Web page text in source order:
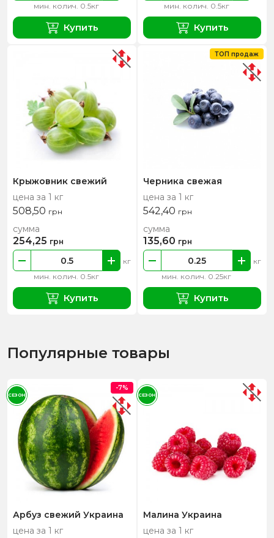
мин. колич. 0.5кг
Купить
мин. колич. 0.5кг
Купить
Крыжовник свежий
цена за 1 кг
508,50 грн
мин. колич. 0.5кг
кг
сумма
254,25 грн
Купить
Черника свежая
цена за 1 кг
542,40 грн
мин. колич. 0.25кг
кг
сумма
135,60 грн
Купить
ТОП продаж
Популярные товары
Арбуз свежий Украина
цена за 1 кг
-7%
СЕЗОН
Малина Украина
цена за 1 кг
СЕЗОН